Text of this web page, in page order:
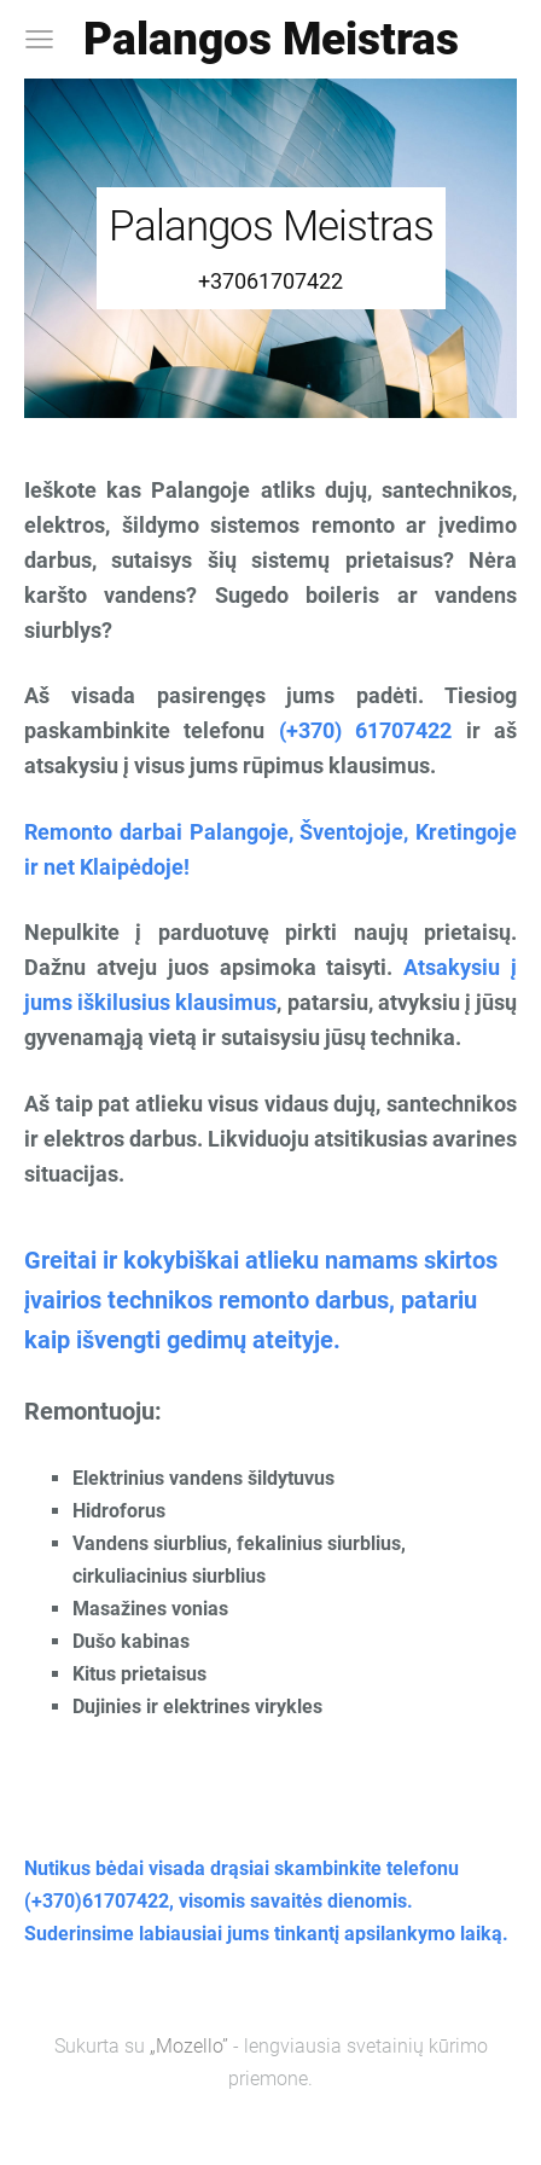
Palangos Meistras
Palangos Meistras
+37061707422
Ieškote kas Palangoje atliks dujų, santechnikos,
elektros, šildymo sistemos remonto ar įvedimo
darbus, sutaisys šių sistemų prietaisus? Nėra
karšto vandens? Sugedo boileris ar vandens
siurblys?
Aš visada pasirengęs jums padėti. Tiesiog
paskambinkite telefonu (+370) 61707422 ir aš
atsakysiu į visus jums rūpimus klausimus.
Remonto darbai Palangoje, Šventojoje, Kretingoje
ir net Klaipėdoje!
Nepulkite į parduotuvę pirkti naujų prietaisų.
Dažnu atveju juos apsimoka taisyti.Atsakysiu į
jums iškilusius klausimus, patarsiu, atvyksiu į jūsų
gyvenamąją vietą ir sutaisysiu jūsų technika.
Aš taip pat atlieku visus vidaus dujų, santechnikos
ir elektros darbus. Likviduoju atsitikusias avarines
situacijas.
Greitai ir kokybiškai atlieku namams skirtos
įvairios technikos remonto darbus, patariu
kaip išvengti gedimų ateityje.
Remontuoju:
Elektrinius vandens šildytuvus
Hidroforus
Vandens siurblius, fekalinius siurblius,
cirkuliacinius siurblius
Masažines vonias
Dušo kabinas
Kitus prietaisus
Dujinies ir elektrines virykles
Nutikus bėdai visada drąsiai skambinkite telefonu
(+370)61707422, visomis savaitės dienomis.
Suderinsime labiausiai jums tinkantį apsilankymo laiką.
Sukurta su „Mozello” - lengviausia svetainių kūrimo
priemone.